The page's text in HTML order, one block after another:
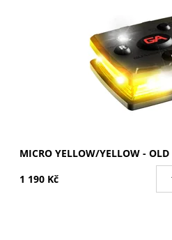
MCR-Y/Y-OLD
GUARDIAN ANGEL
MICRO YELLOW/YELLOW - OLD
1 190 Kč